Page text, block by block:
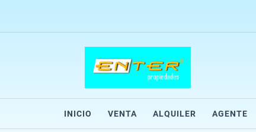
INICIO VENTA ALQUILER AGENTE